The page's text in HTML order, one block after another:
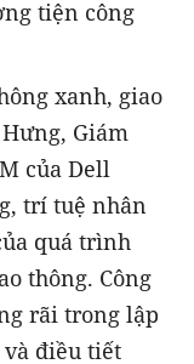
tiện công
xanh, giao
Giám
của Dell
trí tuệ nhân
quá trình
thông. Công
rãi trong lập
điều tiết